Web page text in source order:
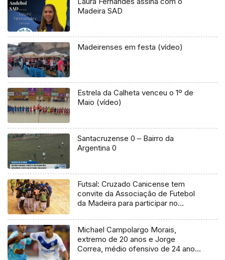
Madeira SAD
Madeirenses em festa (vídeo)
Estrela da Calheta venceu o 1º de
Maio (vídeo)
Santacruzense 0 – Bairro da
Argentina 0
Futsal: Cruzado Canicense tem
convite da Associação de Futebol
da Madeira para participar no
divisão.
Michael Campolargo Morais,
extremo de 20 anos e Jorge
Correa, médio ofensivo de 24 anos,